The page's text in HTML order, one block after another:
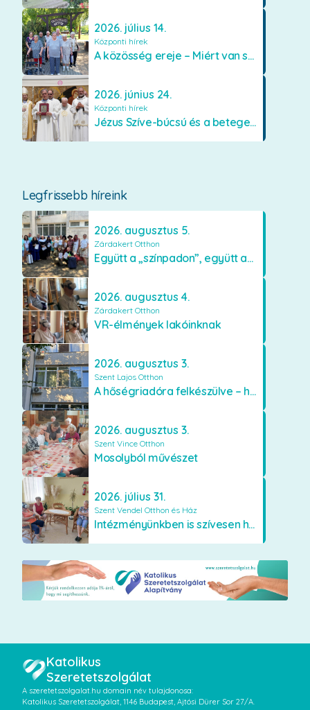
2026. július 14.
Központi hírek
A közösség ereje – Miért van szükségünk egymásra?
2026. június 24.
Központi hírek
Jézus Szíve-búcsú és a betegek kenetének közösségi kiszolgáltatása Mátraverebély-Szentkúton
Legfrissebb híreink
2026. augusztus 5.
Zárdakert Otthon
Együtt a „színpadon”, együtt az élményekért 🎭✨
2026. augusztus 4.
Zárdakert Otthon
VR-élmények lakóinknak
2026. augusztus 3.
Szent Lajos Otthon
A hőségriadóra felkészülve – hűsítő fejlesztések a Szent Lajos Otthonban
2026. augusztus 3.
Szent Vince Otthon
Mosolyból művészet
2026. július 31.
Szent Vendel Otthon és Ház
Intézményünkben is szívesen használják a VR szemüveget
Katolikus
Szeretetszolgálat
A szeretetszolgalat.hu domain név tulajdonosa:
Katolikus Szeretetszolgálat, 1146 Budapest, Ajtósi Dürer Sor 27/A.